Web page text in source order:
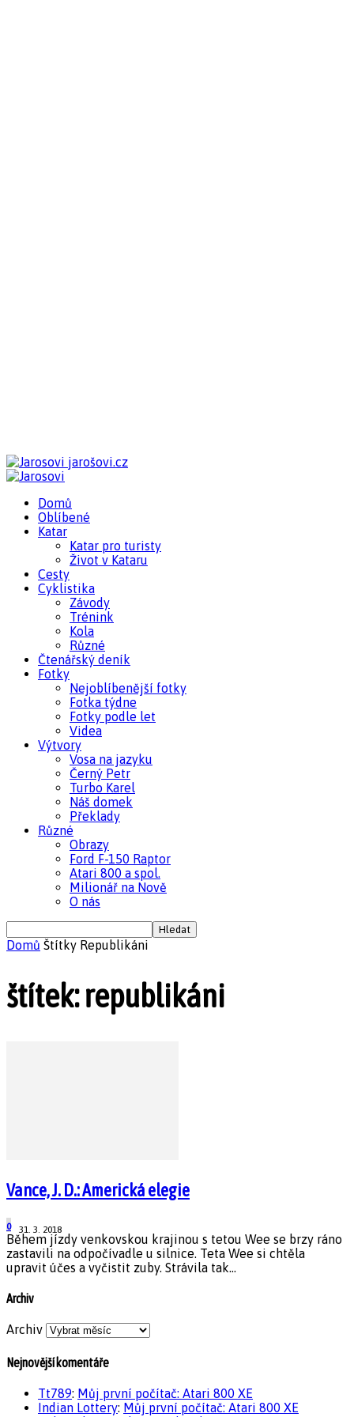
jarošovi.cz
Domů
Oblíbené
Katar
Katar pro turisty
Život v Kataru
Cesty
Cyklistika
Závody
Trénink
Kola
Různé
Čtenářský deník
Fotky
Nejoblíbenější fotky
Fotka týdne
Fotky podle let
Videa
Výtvory
Vosa na jazyku
Černý Petr
Turbo Karel
Náš domek
Překlady
Různé
Obrazy
Ford F-150 Raptor
Atari 800 a spol.
Milionář na Nově
O nás
Domů Štítky Republikáni
štítek: republikáni
Vance, J. D.: Americká elegie
31. 3. 2018
0
Během jízdy venkovskou krajinou s tetou Wee se brzy ráno
zastavili na odpočívadle u silnice. Teta Wee si chtěla
upravit účes a vyčistit zuby. Strávila tak...
Archiv
Archiv
Nejnovější komentáře
Tt789: Můj první počítač: Atari 800 XE
Indian Lottery: Můj první počítač: Atari 800 XE